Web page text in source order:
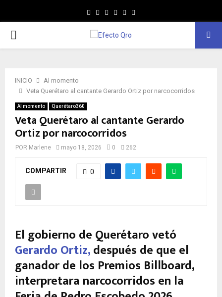
Facebook
TwitterInstagram
YoutubeWhatsapp
MENÚ
INICIO
Al momento
Veta Querétaro al cantante Gerardo Ortiz por narcocorridos
Al momento Querétaro360
Veta Querétaro al cantante Gerardo
Ortiz por narcocorridos
POR Marlene mayo 18, 2026 0 262
COMPARTIR 0
El gobierno de Querétaro vetó
Gerardo Ortiz,después de que el
ganador de los Premios Billboard,
interpretara narcocorridos en la